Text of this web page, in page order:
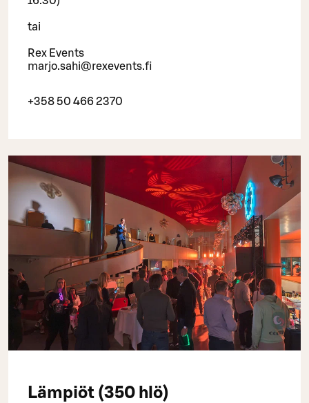
tai
Rex Events
marjo.sahi@rexevents.fi
+358 50 466 2370
Lämpiöt (350 hlö)